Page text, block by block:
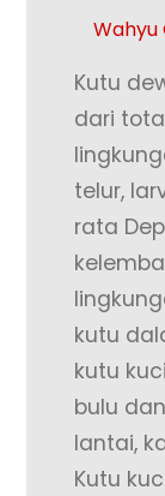
Wahyu
Kutu
dari
telur,
rata
kutu
kutu
bulu
lantai,
Kutu